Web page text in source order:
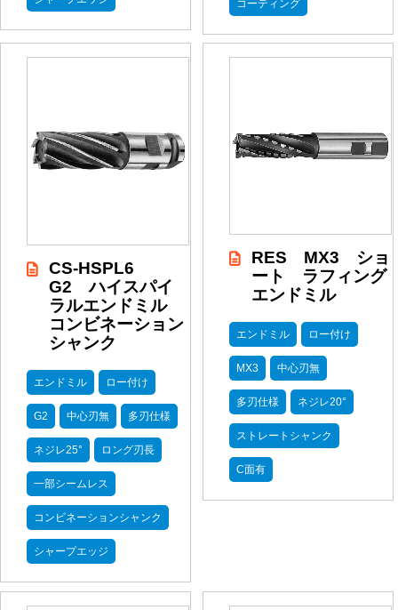
コーティング
CS-HSPL6
G2 ハイスパイ
ラルエンドミル
コンビネーション
シャンク
エンドミル ロー付け
G2 中心刃無 多刃仕様
ネジレ25° ロング刃長
一部シームレス
コンビネーションシャンク
シャープエッジ
RES MX3 ショ
ート ラフィング
エンドミル
エンドミル ロー付け
MX3 中心刃無
多刃仕様 ネジレ20°
ストレートシャンク
C面有